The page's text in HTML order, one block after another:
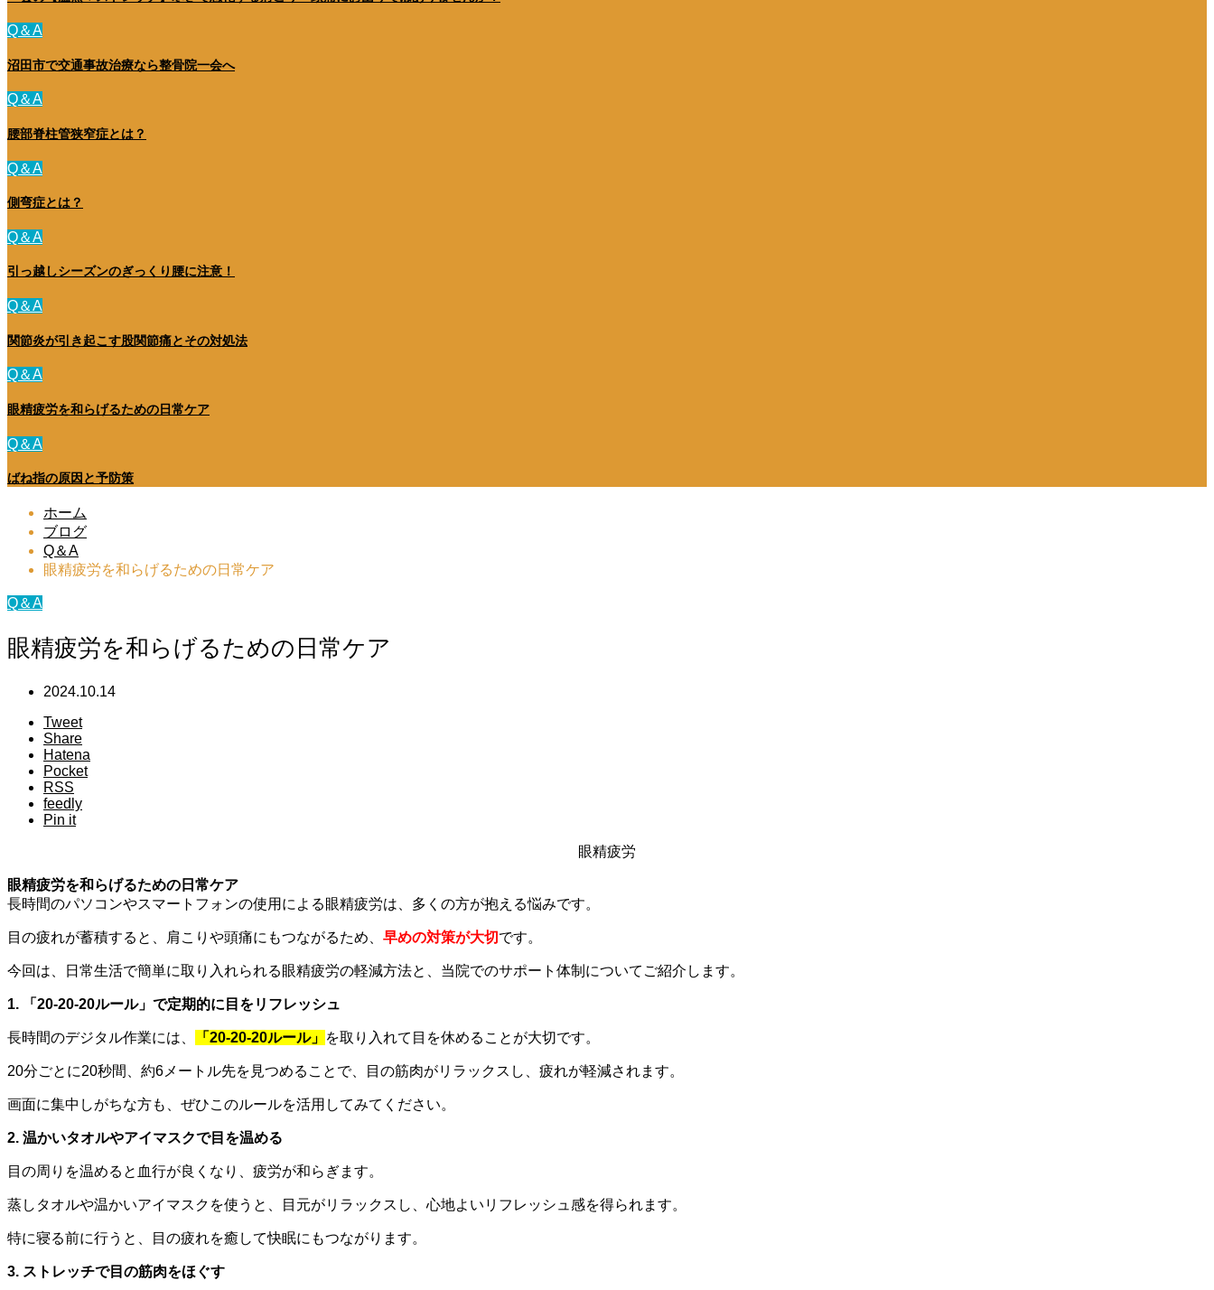
Q＆A
沼田市で交通事故治療なら整骨院一会へ
Q＆A
腰部脊柱管狭窄症とは？
Q＆A
側弯症とは？
Q＆A
引っ越しシーズンのぎっくり腰に注意！
Q＆A
関節炎が引き起こす股関節痛とその対処法
Q＆A
眼精疲労を和らげるための日常ケア
Q＆A
ばね指の原因と予防策
ホーム
ブログ
Q＆A
眼精疲労を和らげるための日常ケア
Q＆A
眼精疲労を和らげるための日常ケア
2024.10.14
Tweet
Share
Hatena
Pocket
RSS
feedly
Pin it
眼精疲労
眼精疲労を和らげるための日常ケア
長時間のパソコンやスマートフォンの使用による眼精疲労は、多くの方が抱える悩みです。
目の疲れが蓄積すると、肩こりや頭痛にもつながるため、 早めの対策が大切です。
今回は、日常生活で簡単に取り入れられる眼精疲労の軽減方法と、当院でのサポート体制についてご紹介します。
1. 「20-20-20ルール」で定期的に目をリフレッシュ
長時間のデジタル作業には、 「20-20-20ルール」 を取り入れて目を休めることが大切です。
20分ごとに20秒間、約6メートル先を見つめることで、目の筋肉がリラックスし、疲れが軽減されます。
画面に集中しがちな方も、ぜひこのルールを活用してみてください。
2. 温かいタオルやアイマスクで目を温める
目の周りを温めると血行が良くなり、疲労が和らぎます。
蒸しタオルや温かいアイマスクを使うと、目元がリラックスし、心地よいリフレッシュ感を得られます。
特に寝る前に行うと、目の疲れを癒して快眠にもつながります。
3. ストレッチで目の筋肉をほぐす